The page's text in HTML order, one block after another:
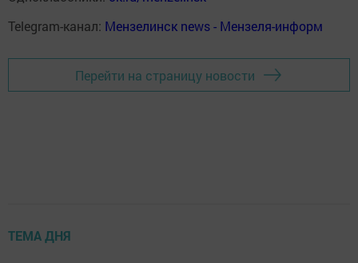
Telegram-канал: Мензелинск news - Мензеля-информ
Перейти на страницу новости
ТЕМА ДНЯ